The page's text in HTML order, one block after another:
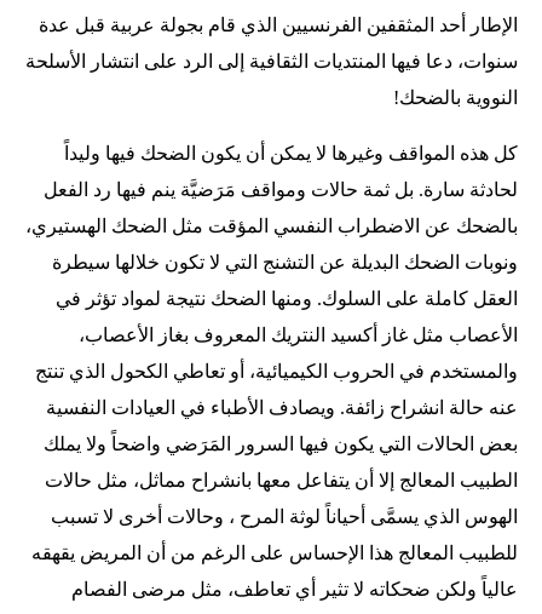
الإطار أحد المثقفين الفرنسيين الذي قام بجولة عربية قبل عدة
سنوات، دعا فيها المنتديات الثقافية إلى الرد على انتشار الأسلحة
النووية بالضحك!
كل هذه المواقف وغيرها لا يمكن أن يكون الضحك فيها وليداً
لحادثة سارة. بل ثمة حالات ومواقف مَرَضيَّة ينم فيها رد الفعل
بالضحك عن الاضطراب النفسي المؤقت مثل الضحك الهستيري،
ونوبات الضحك البديلة عن التشنج التي لا تكون خلالها سيطرة
العقل كاملة على السلوك. ومنها الضحك نتيجة لمواد تؤثر في
الأعصاب مثل غاز أكسيد النتريك المعروف بغاز الأعصاب،
والمستخدم في الحروب الكيميائية، أو تعاطي الكحول الذي تنتج
عنه حالة انشراح زائفة. ويصادف الأطباء في العيادات النفسية
بعض الحالات التي يكون فيها السرور المَرَضي واضحاً ولا يملك
الطبيب المعالج إلا أن يتفاعل معها بانشراح مماثل، مثل حالات
الهوس الذي يسمَّى أحياناً لوثة المرح ، وحالات أخرى لا تسبب
للطبيب المعالج هذا الإحساس على الرغم من أن المريض يقهقه
عالياً ولكن ضحكاته لا تثير أي تعاطف، مثل مرضى الفصام